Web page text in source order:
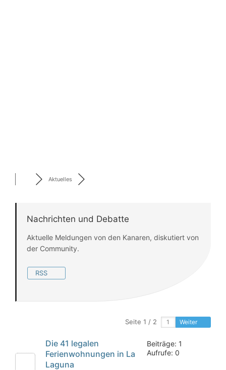
Aktuelles
Nachrichten und Debatte
Aktuelle Meldungen von den Kanaren, diskutiert von
der Community.
RSS
Seite 1 / 2 Weiter
Die 41 legalen
Ferienwohnungen in La
Laguna
Beiträge: 1
Aufrufe: 0